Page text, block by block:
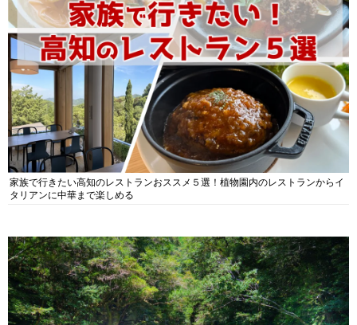
家族で行きたい高知のレストランおススメ５選！植物園内のレストランからイ
タリアンに中華まで楽しめる